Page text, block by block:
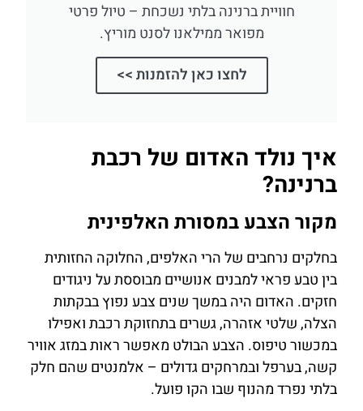
חוויית ברנינה בלתי נשכחת – טיול פרטי
מפואר ממילאנו לסנט מוריץ.
לחצו כאן להזמנות >>
איך נולד האדום של רכבת
ברנינה?
מקור הצבע במסורת האלפינית
בחלקים נרחבים של הרי האלפים, החלוקה החזותית
בין טבע פראי למבנים אנושיים מבוססת על ניגודים
חזקים. האדום היה במשך שנים צבע נפוץ בבקתות
הצלה, שלטי אזהרה, גשרים בתחזוקת רכבת ואפילו
במכשור טיפוס. הצבע הבולט מאפשר ראות במזג אוויר
קשה, בערפל ובמרחקים גדולים – אלמנטים שהם חלק
בלתי נפרד מהנוף שבו הקו פועל.